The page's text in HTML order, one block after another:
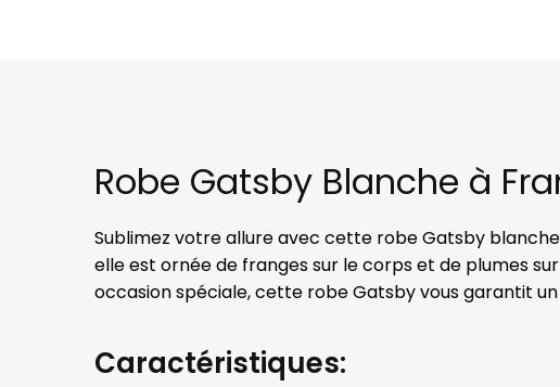
Robe Gatsby Blanche à
Sublimez votre allure avec cette robe Gatsby
elle est ornée de franges sur le corps et de plumes
occasion spéciale, cette robe Gatsby vous garantit
Caractéristiques: